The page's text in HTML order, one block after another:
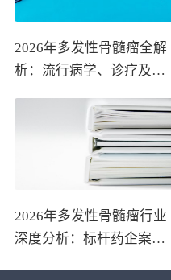
2026年多发性骨髓瘤全解
析：流行病学、诊疗及医
2026年多发性骨髓瘤行业
深度分析：标杆药企案例